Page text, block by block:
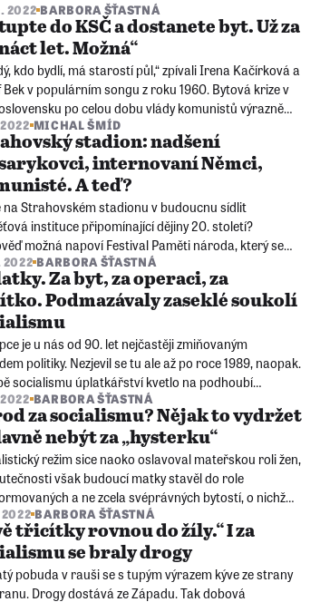
2022 BARBORA ŠŤASTNÁ
do KSČ a dostanete byt. Už za
let. Možná“
kdo bydlí, má starostí půl,“ zpívali Irena Kačírková a
Bek v populárním songu z roku 1960. Bytová krize v
po celou dobu vlády komunistů výrazně
lidské osudy a také často ničila rodinné vztahy.
MICHAL ŠMÍD
stadion: nadšení
internovaní Němci,
A teď?
na Strahovském stadionu v budoucnu sídlit
instituce připomínající dějiny 20. století?
možná napoví Festival Paměti národa, který se
na přelomu letošního září a října.
2022 BARBORA ŠŤASTNÁ
Za byt, za operaci, za
Podmazávaly zaseklé soukolí
je u nás od 90. let nejčastěji zmiňovaným
politiky. Nezjevil se tu ale až po roce 1989, naopak.
socialismu úplatkářství kvetlo na podhoubí
nedostatku zboží a nefungujících služeb.
BARBORA ŠŤASTNÁ
za socialismu? Nějak to vydržet
nebýt za „hysterku“
režim sice naoko oslavoval mateřskou roli žen,
však budoucí matky stavěl do role
a ne zcela svéprávných bytostí, o nichž
neotřesitelná autorita lékaře.
2022 BARBORA ŠŤASTNÁ
třicítky rovnou do žíly.“ I za
se braly drogy
pobuda v rauši se s tupým výrazem kýve ze strany
Drogy dostává ze Západu. Tak dobová